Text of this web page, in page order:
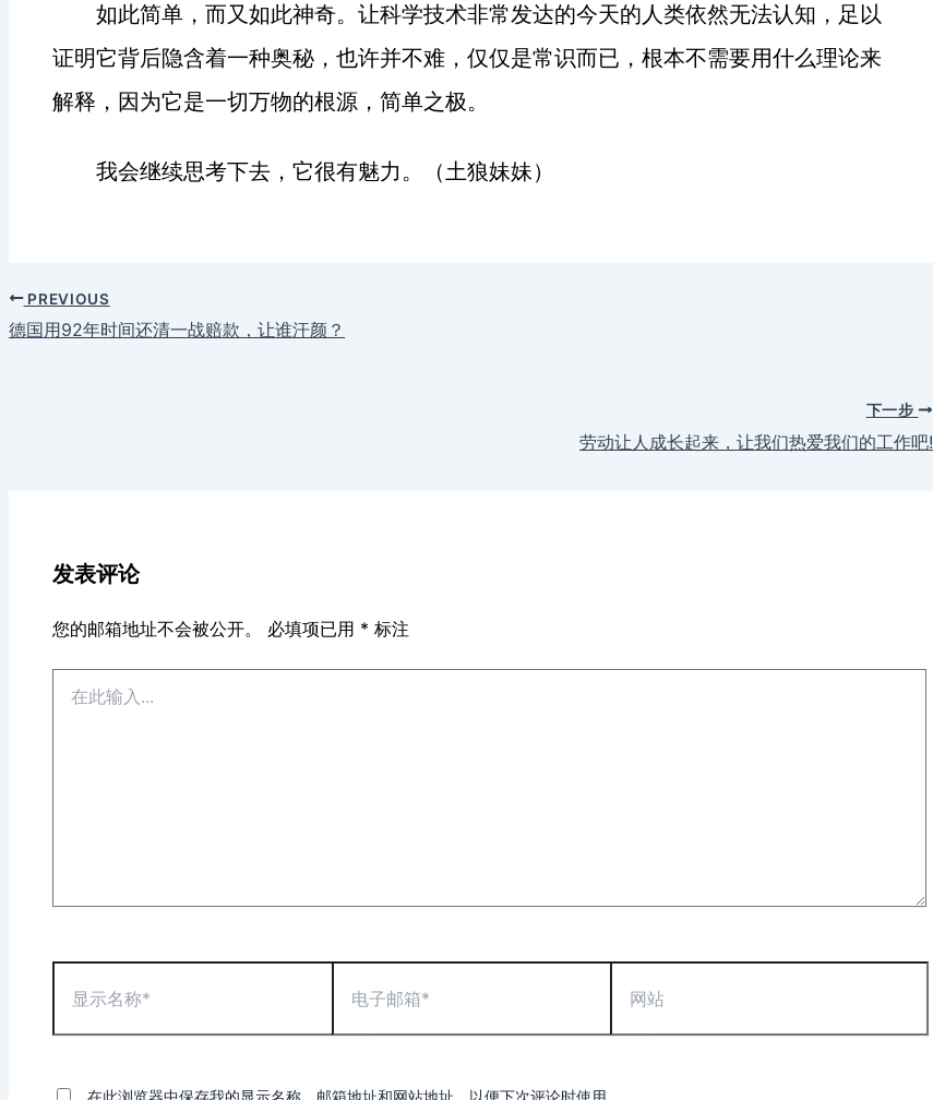
如此简单，而又如此神奇。让科学技术非常发达的今天的人类依然无法认知，足以
证明它背后隐含着一种奥秘，也许并不难，仅仅是常识而已，根本不需要用什么理论来
解释，因为它是一切万物的根源，简单之极。
我会继续思考下去，它很有魅力。（土狼妹妹）
PREVIOUS
德国用92年时间还清一战赔款，让谁汗颜？
下一步
劳动让人成长起来，让我们热爱我们的工作吧!
发表评论
您的邮箱地址不会被公开。 必填项已用 * 标注
称
箱
在此浏览器中保存我的显示名称、邮箱地址和网站地址，以便下次评论时使用。